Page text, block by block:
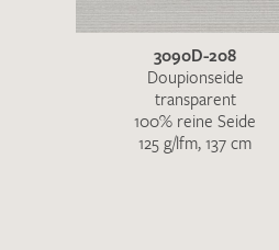
3090D-208
Doupionseide
transparent
100% reine Seide
125 g/lfm, 137 cm